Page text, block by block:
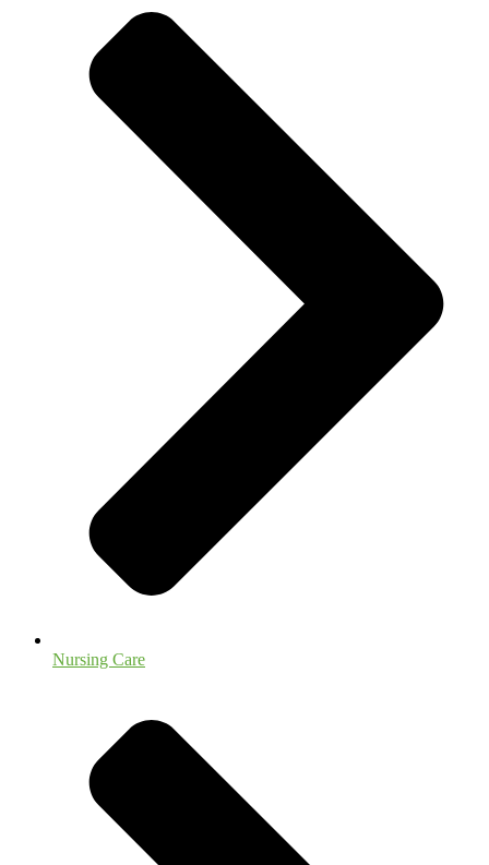
Nursing Care